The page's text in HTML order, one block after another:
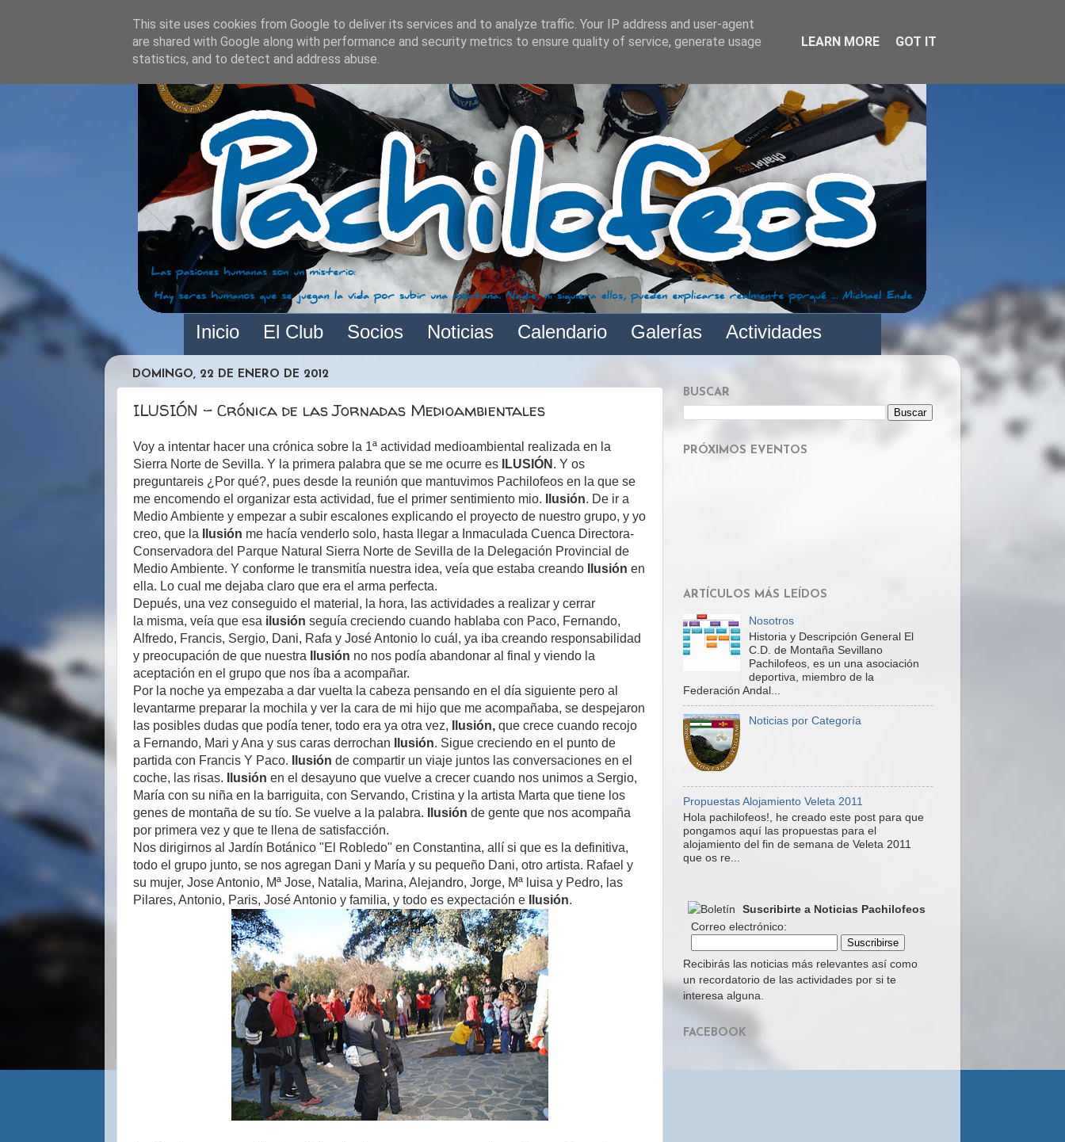
Inicio El Club Socios Noticias Calendario Galerías Actividades
DOMINGO, 22 DE ENERO DE 2012
ILUSIÓN - Crónica de las Jornadas Medioambientales
Voy a intentar hacer una crónica sobre la 1ª actividad medioambiental realizada en la
Sierra Norte de Sevilla. Y la primera palabra que se me ocurre es
ILUSIÓN . Y os
preguntareis ¿Por qué?, pues desde la reunión que mantuvimos Pachilofeos en la que se
me encomendo el organizar esta actividad, fue el primer sentimiento mio.
Ilusión. De ir a
Medio Ambiente y empezar a subir escalones explicando el proyecto de nuestro grupo, y yo
creo, que la
Ilusión me hacía venderlo solo, hasta llegar a Inmaculada Cuenca Directora-
Conservadora del Parque Natural Sierra Norte de Sevilla de la Delegación Provincial de
Medio Ambiente. Y conforme le transmitía nuestra idea, veía que estaba creando
Ilusión en
ella. Lo cual me dejaba claro que era el arma perfecta.
Depués, una vez conseguido el material, la hora, las actividades a realizar y cerrar
la misma, veía que esa ilusión seguía creciendo cuando hablaba con Paco, Fernando,
Alfredo, Francis, Sergio, Dani, Rafa y José Antonio lo cuál, ya iba creando responsabilidad
y preocupación de que nuestra
Ilusión no nos podía abandonar al final y viendo la
aceptación en el grupo que nos íba a acompañar.
Por la noche ya empezaba a dar vuelta la cabeza pensando en el día siguiente pero al
levantarme preparar la mochila y ver la cara de mi hijo que me acompañaba, se despejaron
las posibles dudas que podía tener, todo era ya otra vez,
Ilusión, que crece cuando recojo
a Fernando, Mari y Ana y sus caras derrochan
Ilusión. Sigue creciendo en el punto de
partida con Francis Y Paco.
Ilusión de compartir un viaje juntos las conversaciones en el
coche, las risas.
Ilusión en el desayuno que vuelve a crecer cuando nos unimos a Sergio,
María con su niña en la barriguita, con Servando, Cristina y la artista Marta que tiene los
genes de montaña de su tío. Se vuelve a la palabra.
Ilusión de gente que nos acompaña
por primera vez y que te llena de satisfacción.
Nos dirigirnos al Jardín Botánico "El Robledo" en Constantina, allí si que es la definitiva,
todo el grupo junto, se nos agregan Dani y María y su pequeño Dani, otro artista. Rafael y
su mujer, Jose Antonio, Mª Jose, Natalia, Marina, Alejandro, Jorge, Mª luisa y Pedro, las
Pilares, Antonio, Paris, José Antonio y familia, y todo es expectación e
Ilusión.
BUSCAR
PRÓXIMOS EVENTOS
ARTÍCULOS MÁS LEÍDOS
Nosotros
Historia y Descripción General El
C.D. de Montaña Sevillano
Pachilofeos, es un una asociación
deportiva, miembro de la
Federación Andal...
Noticias por Categoría
Propuestas Alojamiento Veleta 2011
Hola pachilofeos!, he creado este post para que
pongamos aquí las propuestas para el
alojamiento del fin de semana de Veleta 2011
que os re...
Suscribirte a Noticias Pachilofeos
Correo electrónico:
Recibirás las noticias más relevantes así como
un recordatorio de las actividades por si te
interesa alguna.
FACEBOOK
This site uses cookies from Google to deliver its services and to analyze traffic. Your IP address and user-agent
are shared with Google along with performance and security metrics to ensure quality of service, generate usage
statistics, and to detect and address abuse.
LEARN MORE GOT IT